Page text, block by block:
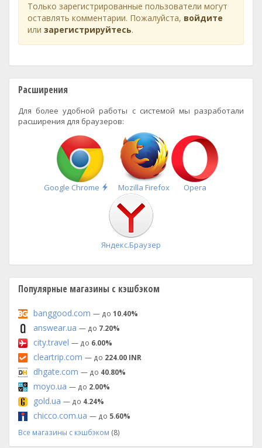
Только зарегистрированные пользователи могут
оставлять комментарии. Пожалуйста, войдите
или зарегистрируйтесь.
Расширения
Для более удобной работы с системой мы разработали
расширения для браузеров:
Google Chrome
Быстрая
установка
Mozilla Firefox Opera
Яндекс.Браузер
Популярные магазины с кэшбэком
banggood.com — до 10.40%
answear.ua — до 7.20%
city.travel — до 6.00%
cleartrip.com — до 224.00 INR
dhgate.com — до 40.80%
moyo.ua — до 2.00%
gold.ua — до 4.24%
chicco.com.ua — до 5.60%
Все магазины с кэшбэком (8)